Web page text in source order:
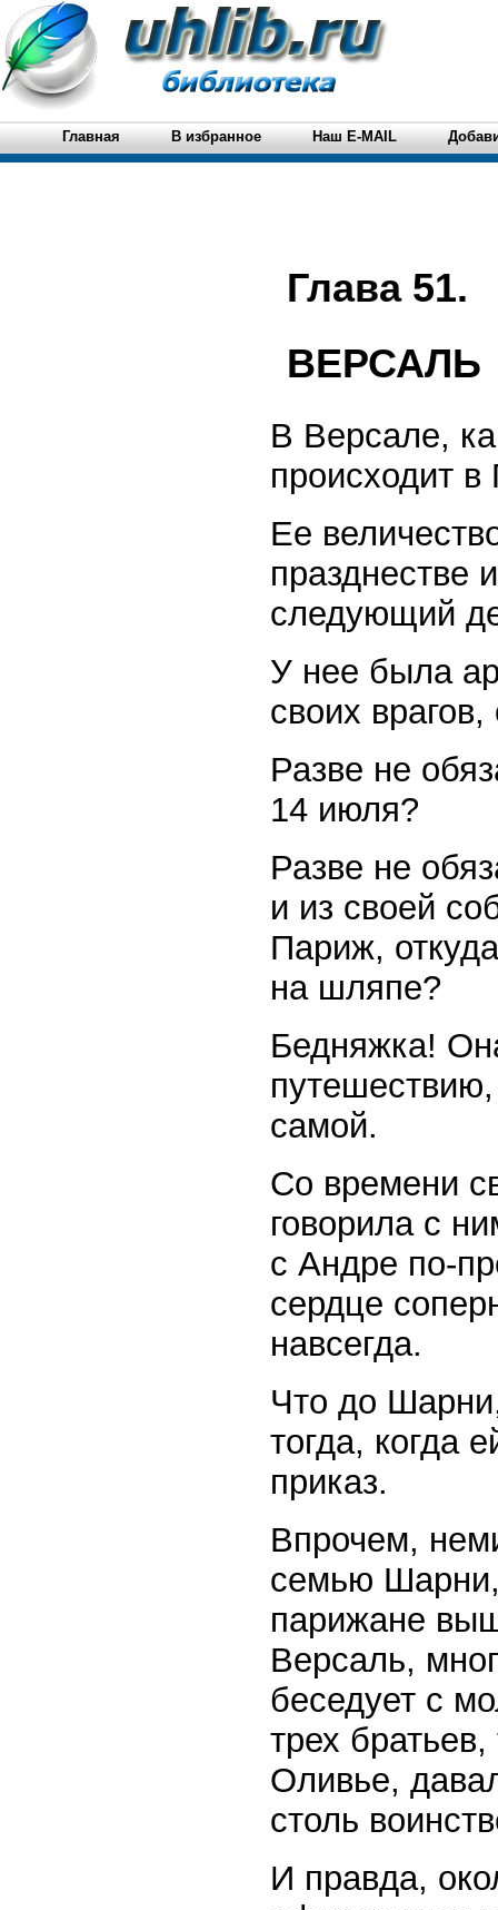
Главная В избранное Наш E-MAIL
Глава 51.
ВЕРСАЛЬ
В Версале,
происходит
Ее
празднестве
следующий
У нее была
своих
Разве не
14 июля?
Разве не
и из своей
Париж,
на шляпе?
Бедняжка!
самой.
Со времени
говорила с
с Андре по-
сердце
навсегда.
Что до
тогда, когда
приказ.
Впрочем,
семью Шарни,
парижане
Версаль,
беседует с
трех
Оливье,
столь
И правда,